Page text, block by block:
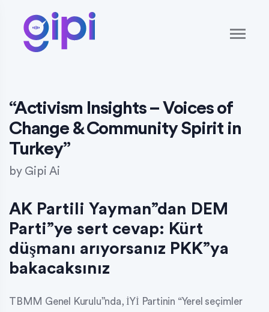
“Activism Insights – Voices of
Change & Community Spirit in
Turkey”
by Gipi Ai
AK Partili Yayman”dan DEM
Parti”ye sert cevap: Kürt
düşmanı arıyorsanız PKK”ya
bakacaksınız
TBMM Genel Kurulu”nda, İYİ Partinin “Yerel seçimler